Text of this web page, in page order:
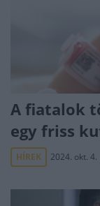
A fiatalok
egy friss
HÍREK 2024. okt. 4.